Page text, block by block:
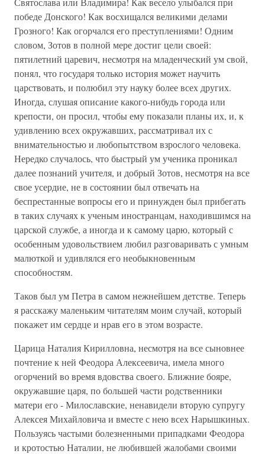
победе Донского! Как восхищался великими делами
Грозного! Как огорчался его преступлениями! Одним
словом, Зотов в полной мере достиг цели своей:
пятилетний царевич, несмотря на младенческий ум свой,
понял, что государя только история может научить
царствовать, и полюбил эту науку более всех других.
Иногда, слушая описание какого-нибудь города или
крепости, он просил, чтобы ему показали планы их, и, к
удивлению всех окружавших, рассматривал их с
внимательностью и любопытством взрослого человека.
Нередко случалось, что быстрый ум ученика проникал
далее познаний учителя, и добрый Зотов, несмотря на все
свое усердие, не в состоянии был отвечать на
беспрестанные вопросы его и принужден был прибегать
в таких случаях к ученым иностранцам, находившимся на
царской службе, а иногда и к самому царю, который с
особенным удовольствием любил разговаривать с умным
малюткой и удивлялся его необыкновенным
способностям.
Таков был ум Петра в самом нежнейшем детстве. Теперь
я расскажу маленьким читателям моим случай, который
покажет им сердце и нрав его в этом возрасте.
Царица Наталия Кирилловна, несмотря на все сыновнее
почтение к ней Феодора Алексеевича, имела много
огорчений во время вдовства своего. Ближние бояре,
окружавшие царя, по большей части родственники
матери его - Милославские, ненавидели вторую супругу
Алексея Михайловича и вместе с нею всех Нарышкиных.
Пользуясь частыми болезненными припадками Феодора
и кротостью Наталии, не любившей жалобами своими